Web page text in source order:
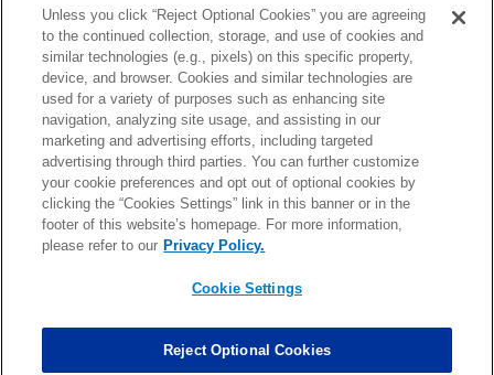
画像
順位表
About NFL
More NFL 特集
TOP お問い合わせ FAQ
PHOTO BY AP Images / PHOTO BY Getty Images
Unless you click “Reject Optional Cookies” you are agreeing
to the continued collection, storage, and use of cookies and
similar technologies (e.g., pixels) on this specific property,
device, and browser. Cookies and similar technologies are
used for a variety of purposes such as enhancing site
navigation, analyzing site usage, and assisting in our
marketing and advertising efforts, including targeted
advertising through third parties. You can further customize
your cookie preferences and opt out of optional cookies by
clicking the “Cookies Settings” link in this banner or in the
footer of this website’s homepage. For more information,
please refer to our Privacy Policy.
Cookie Settings
Reject Optional Cookies